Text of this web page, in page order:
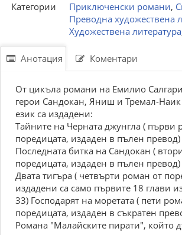
Категории
Приключенски романи,
Преводна художествена
Художествена литература
Анотация Коментари
От цикъла романи на Емилио
герои Сандокан, Яниш и Тремал-Наик
език са издадени:
Тайните на Черната джунгла ( първи
поредицата, издаден в пълен превод)
Последната битка на Сандокан (
поредицата, издаден в пълен превод)
Двата тигъра ( четвърти роман от
издадени са само първите 18 глави
33) Господарят на моретата ( пети
поредицата, издаден в съкратен
Романа "Малайските пирати", който